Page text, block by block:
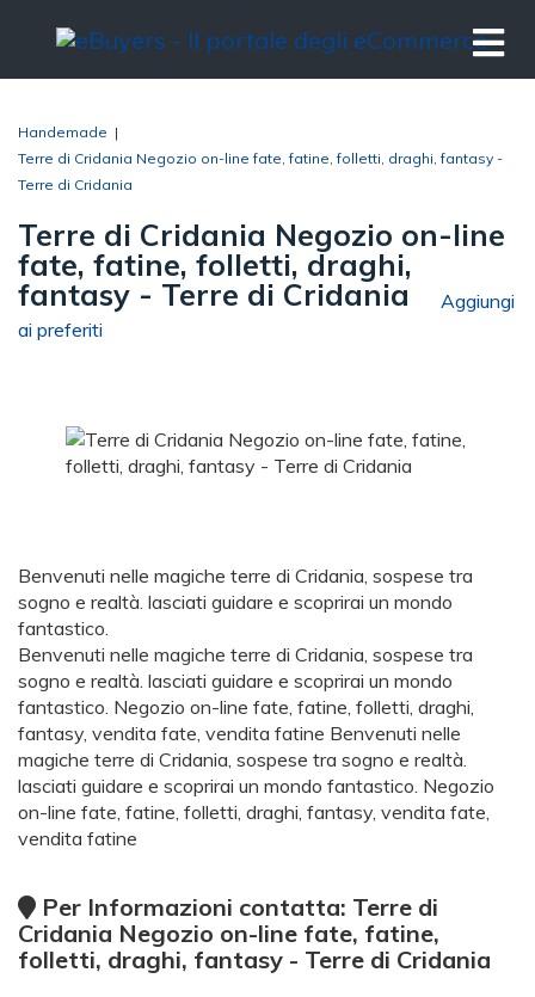
Handemade |
Terre di Cridania Negozio on-line fate, fatine, folletti, draghi, fantasy -
Terre di Cridania
Terre di Cridania Negozio on-line
fate, fatine, folletti, draghi,
fantasy - Terre di Cridania
Aggiungi
ai preferiti
Benvenuti nelle magiche terre di Cridania, sospese tra
sogno e realtà. lasciati guidare e scoprirai un mondo
fantastico.
Benvenuti nelle magiche terre di Cridania, sospese tra
sogno e realtà. lasciati guidare e scoprirai un mondo
fantastico. Negozio on-line fate, fatine, folletti, draghi,
fantasy, vendita fate, vendita fatine Benvenuti nelle
magiche terre di Cridania, sospese tra sogno e realtà.
lasciati guidare e scoprirai un mondo fantastico. Negozio
on-line fate, fatine, folletti, draghi, fantasy, vendita fate,
vendita fatine
Per Informazioni contatta: Terre di
Cridania Negozio on-line fate, fatine,
folletti, draghi, fantasy - Terre di Cridania